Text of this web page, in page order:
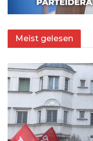
Meist gelesen